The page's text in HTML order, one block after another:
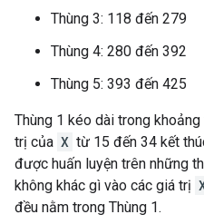
Thùng 3: 118 đến 279
Thùng 4: 280 đến 392
Thùng 5: 393 đến 425
Thùng 1 kéo dài trong
trị của X từ 15 đến 34 kết
được huấn luyện trên những
không khác gì vào các giá trị
đều nằm trong Thùng 1.